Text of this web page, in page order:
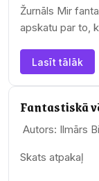
Žurnāls Mir
apskatu par to,
Lasīt tālāk
Fantastiskā
Autors: Ilmārs
Skats atpakaļ